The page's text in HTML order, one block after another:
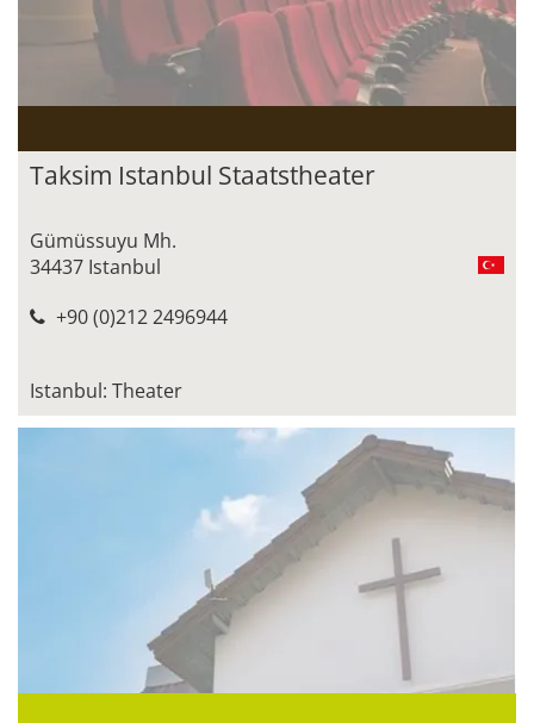
Taksim Istanbul Staatstheater
Gümüssuyu Mh.
34437 Istanbul
+90 (0)212 2496944
Istanbul: Theater